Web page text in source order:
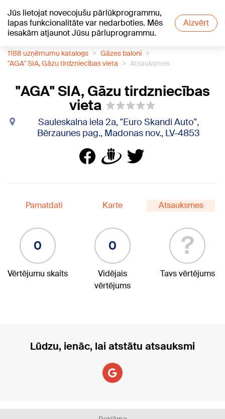
Jūs lietojat novecojušu pārlūkprogrammu,
lapas funkcionalitāte var nedarboties. Mēs
iesakām atjaunot Jūsu pārluprogrammu.
Aizvērt
+13°C
1188 uzņēmumu katalogs
Gāzes baloni
"AGA" SIA, Gāzu tirdzniecības vieta
Atsauksmes
"AGA" SIA, Gāzu tirdzniecības
vieta
Sauleskalna iela 2a, "Euro Skandi Auto",
Bērzaunes pag., Madonas nov., LV-4853
Pamatdati Karte Atsauksmes
0
Vērtējumu skaits
0
Vidējais
vērtējums
?
Tavs vērtējums
Lūdzu, ienāc, lai atstātu atsauksmi